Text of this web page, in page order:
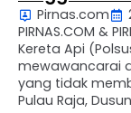
Bongkar
Pirnas.com
PIRNAS.COM &
Kereta Api
mewawancarai
yang tidak
Pulau Raja,